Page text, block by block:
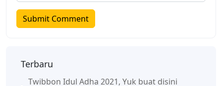
Terbaru
Twibbon Idul Adha 2021, Yuk buat disini